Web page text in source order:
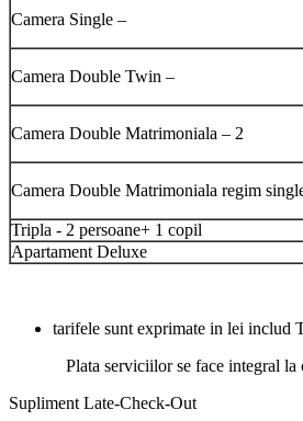
Camera Single –
Camera Double Twin –
Camera Double Matrimoniala – 2
Camera Double Matrimoniala regim
Tripla - 2 persoane+ 1 copil
Apartament Deluxe
tarifele sunt exprimate in lei includ
Plata serviciilor se face integral la
Supliment Late-Check-Out